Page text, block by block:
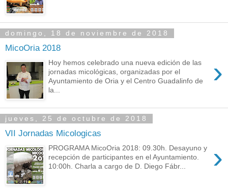
domingo, 18 de noviembre de 2018
MicoOria 2018
›
Hoy hemos celebrado una nueva edición de las
jornadas micológicas, organizadas por el
Ayuntamiento de Oria y el Centro Guadalinfo de
la...
jueves, 25 de octubre de 2018
VII Jornadas Micologicas
›
PROGRAMA MicoOria 2018: 09.30h. Desayuno y
recepción de participantes en el Ayuntamiento.
10:00h. Charla a cargo de D. Diego Fábr...